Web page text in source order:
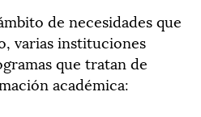
de necesidades que
varias instituciones
que tratan de
académica: